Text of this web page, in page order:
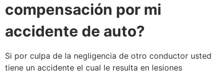
compensación por mi
accidente de auto?
Si por culpa de la negligencia de otro conductor usted
tiene un accidente el cual le resulta en lesiones